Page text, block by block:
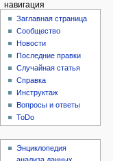
навигация
Заглавная страница
Сообщество
Новости
Последние правки
Случайная статья
Справка
Инструктаж
Вопросы и ответы
ToDo
Энциклопедия